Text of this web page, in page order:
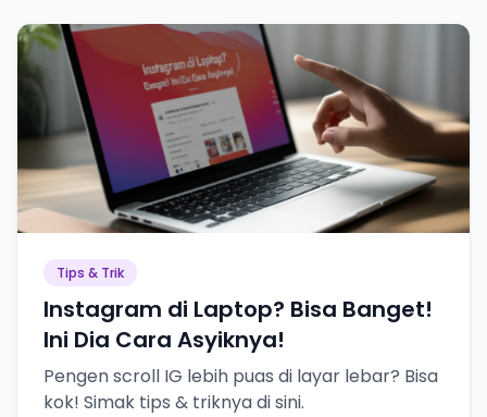
Tips & Trik
Instagram di Laptop? Bisa Banget!
Ini Dia Cara Asyiknya!
Pengen scroll IG lebih puas di layar lebar? Bisa
kok! Simak tips & triknya di sini.